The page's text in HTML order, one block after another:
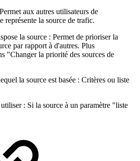
aux autres utilisateurs de
représente la source de trafic.
la source : Permet de prioriser la
par rapport à d'autres. Plus
"Changer la priorité des sources de
la source est basée : Critères ou liste
: Si la source à un paramètre "liste